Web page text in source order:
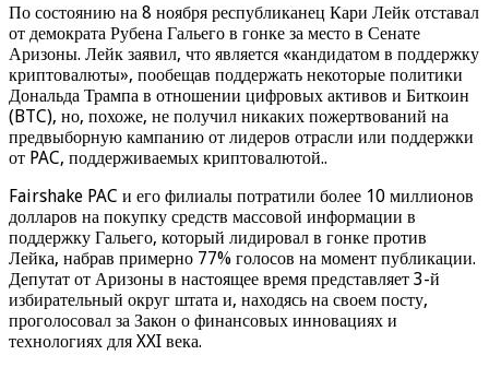
По состоянию на 8 ноября республиканец Кари Лейк отставал
от демократа Рубена Гальего в гонке за место в Сенате
Аризоны. Лейк заявил, что является «кандидатом в поддержку
криптовалюты», пообещав поддержать некоторые политики
Дональда Трампа в отношении цифровых активов и Биткоин
(BTC), но, похоже, не получил никаких пожертвований на
предвыборную кампанию от лидеров отрасли или поддержки
от PAC, поддерживаемых криптовалютой..
Fairshake PAC и его филиалы потратили более 10 миллионов
долларов на покупку средств массовой информации в
поддержку Гальего, который лидировал в гонке против
Лейка, набрав примерно 77% голосов на момент публикации.
Депутат от Аризоны в настоящее время представляет 3-й
избирательный округ штата и, находясь на своем посту,
проголосовал за Закон о финансовых инновациях и
технологиях для XXI века.